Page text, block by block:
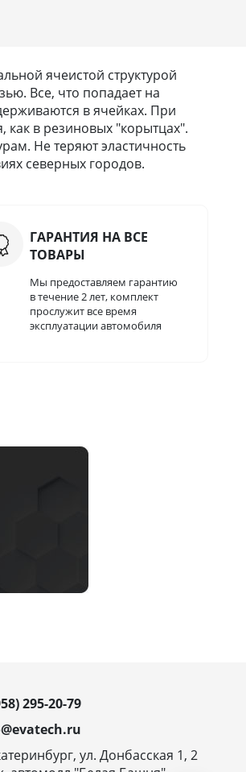
ячеистой структурой
Все, что попадает на
в ячейках. При
как в резиновых "корытцах".
Не теряют эластичность
северных городов.
ГАРАНТИЯ НА ВСЕ
ТОВАРЫ
Мы предоставляем гарантию
в течение 2 лет, комплект
прослужит все время
эксплуатации автомобиля
295-20-79
ул. Донбасская 1, 2